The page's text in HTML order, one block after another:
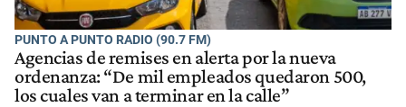
PUNTO A PUNTO RADIO (90.7 FM)
Agencias de remises en alerta por la nueva
ordenanza: “De mil empleados quedaron 500,
los cuales van a terminar en la calle”